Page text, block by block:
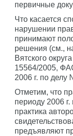
первичные
Что касается
нарушении
принимают
решения (см.,
Вятского
15564/2005,
2006 г. по
Отметим, что
периоду 2006
практика
предъявляют